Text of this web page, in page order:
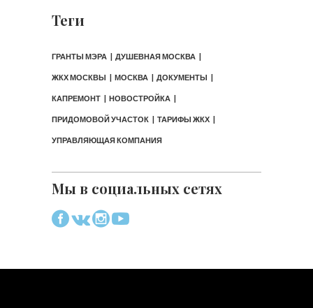
Теги
ГРАНТЫ МЭРА ДУШЕВНАЯ МОСКВА
ЖКХ МОСКВЫ МОСКВА ДОКУМЕНТЫ
КАПРЕМОНТ НОВОСТРОЙКА
ПРИДОМОВОЙ УЧАСТОК ТАРИФЫ ЖКХ
УПРАВЛЯЮЩАЯ КОМПАНИЯ
Мы в социальных сетях